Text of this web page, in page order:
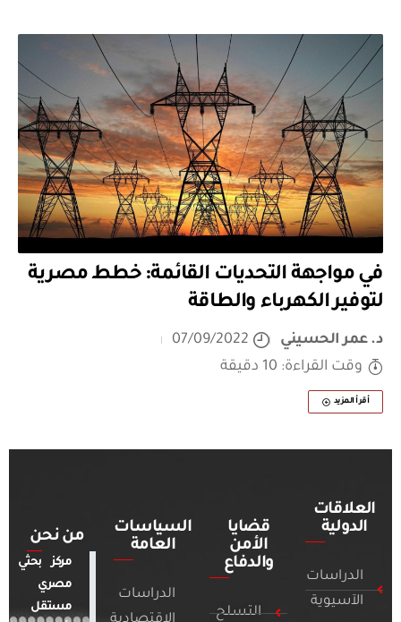
في مواجهة التحديات القائمة: خطط مصرية
لتوفير الكهرباء والطاقة
د. عمر الحسيني
07/09/2022
وقت القراءة: 10 دقيقة
أقرأ المزيد
العلاقات
الدولية
الدراسات
الآسيوية
قضايا
الأمن
والدفاع
التسلح
السياسات
العامة
الدراسات
من نحن
مركز بحثي
مصري
مستقل